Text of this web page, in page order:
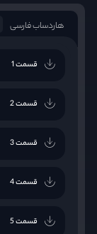
هاردساب فارسی
قسمت 1
قسمت 2
قسمت 3
قسمت 4
قسمت 5